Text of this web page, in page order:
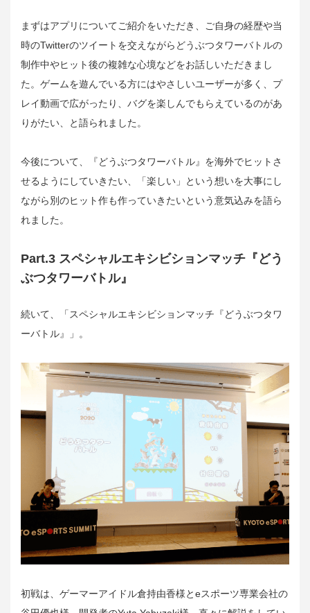
まずはアプリについてご紹介をいただき、ご自身の経歴や当
時のTwitterのツイートを交えながらどうぶつタワーバトルの
制作中やヒット後の複雑な心境などをお話しいただきまし
た。ゲームを遊んでいる方にはやさしいユーザーが多く、プ
レイ動画で広がったり、バグを楽しんでもらえているのがあ
りがたい、と語られました。
今後について、『どうぶつタワーバトル』を海外でヒットさ
せるようにしていきたい、「楽しい」という想いを大事にし
ながら別のヒット作も作っていきたいという意気込みを語ら
れました。
Part.3 スペシャルエキシビションマッチ『どう
ぶつタワーバトル』
続いて、「スペシャルエキシビションマッチ『どうぶつタワ
ーバトル』」。
初戦は、ゲーマーアイドル倉持由香様とeスポーツ専業会社の